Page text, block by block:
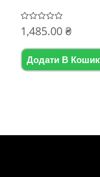
Оцінено
в
з
1,485.00 ₴
Додати В Кошик